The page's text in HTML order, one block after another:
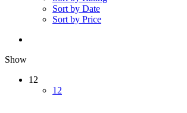
Sort by Date
Sort by Price
Show
12
12